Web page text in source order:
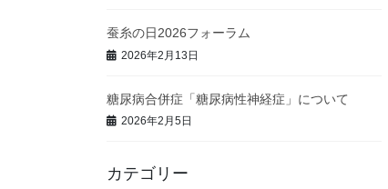
蚕糸の日2026フォーラム
2026年2月13日
糖尿病合併症「糖尿病性神経症」について
2026年2月5日
カテゴリー